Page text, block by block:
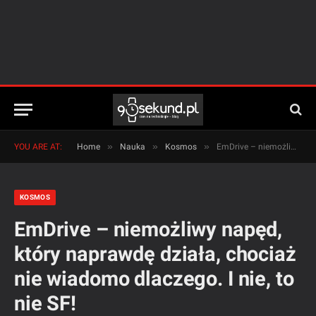
YOU ARE AT: Home » Nauka » Kosmos » EmDrive – niemożliwy napęd, który naprawdę działa, chociaż nie wiadomo dlaczego. I nie, to nie SF!
KOSMOS
EmDrive – niemożliwy napęd,
który naprawdę działa, chociaż
nie wiadomo dlaczego. I nie, to
nie SF!